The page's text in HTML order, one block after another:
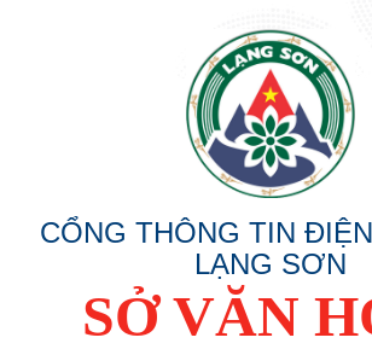
CỔNG THÔNG TIN
LẠNG SƠN
SỞ VĂN